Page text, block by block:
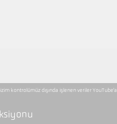
kontrolümüz dışında işlenen veriler YouTube'a